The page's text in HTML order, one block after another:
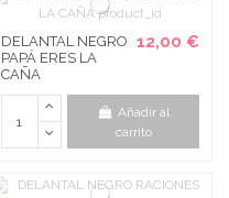
DELANTAL NEGRO
PAPÁ ERES LA
CAÑA
12,00 €
Añadir al
carrito